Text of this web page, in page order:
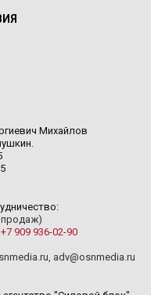
Михайлов
продаж)
+7 909 936-02-90
, adv@osnmedia.ru